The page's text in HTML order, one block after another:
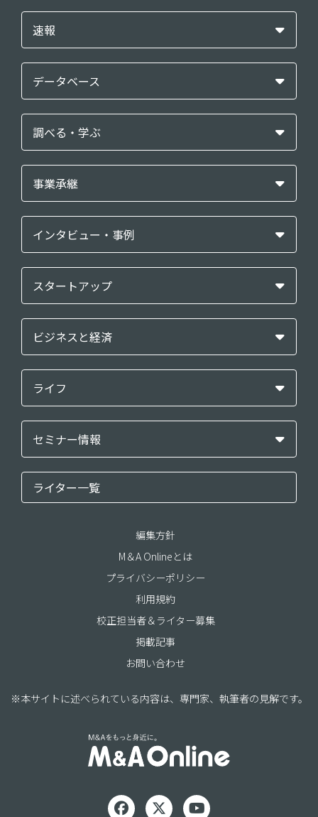
速報
データベース
調べる・学ぶ
事業承継
インタビュー・事例
スタートアップ
ビジネスと経済
ライフ
セミナー情報
ライター一覧
編集方針
M＆A Onlineとは
プライバシーポリシー
利用規約
校正担当者＆ライター募集
掲載記事
お問い合わせ
※本サイトに述べられている内容は、専門家、執筆者の見解です。